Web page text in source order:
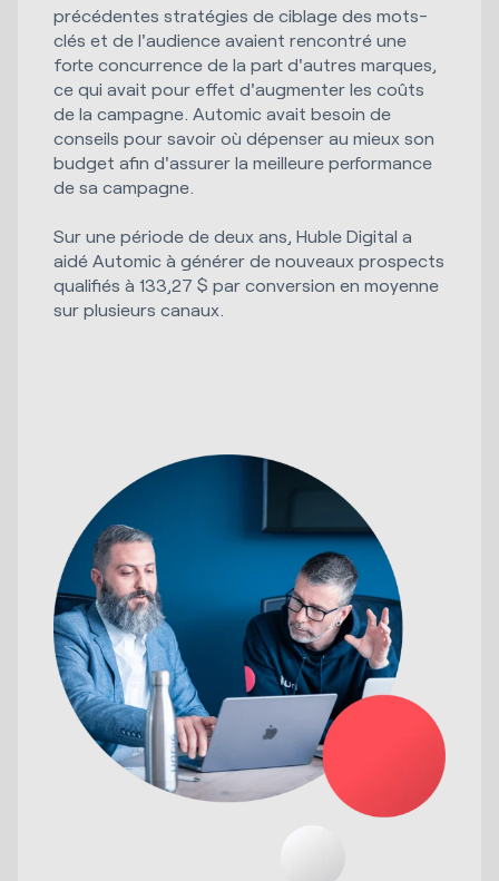
précédentes stratégies de ciblage des mots-
clés et de l'audience avaient rencontré une
forte concurrence de la part d'autres marques,
ce qui avait pour effet d'augmenter les coûts
de la campagne. Automic avait besoin de
conseils pour savoir où dépenser au mieux son
budget afin d'assurer la meilleure performance
de sa campagne.
Sur une période de deux ans, Huble Digital a
aidé Automic à générer de nouveaux prospects
qualifiés à 133,27 $ par conversion en moyenne
sur plusieurs canaux.